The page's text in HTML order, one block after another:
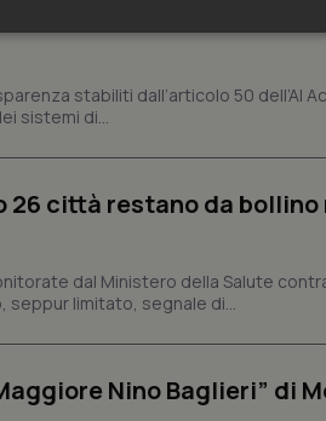
cosa cambia per
stabiliti dall’articolo 50 dell’AI
sistemi di...
26 città restano da bollino
dal Ministero della Salute
seppur limitato, segnale di...
Nino Baglieri” di
Statistici
Statistici Marketing
web abilitandone funzionalità di base quali la
grado di funzionare correttamente senza questi
Scadenza
Descrizione
5 mesi 4
Questo cookie viene utilizzato
del visitatore riguardo a varie
impostazioni sulla privacy,